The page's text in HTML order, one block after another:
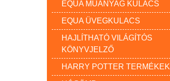
EQUA MŰANYAG KULACS
EQUA ÜVEGKULACS
HAJLÍTHATÓ VILÁGÍTÓS
KÖNYVJELZŐ
HARRY POTTER TERMÉKEK